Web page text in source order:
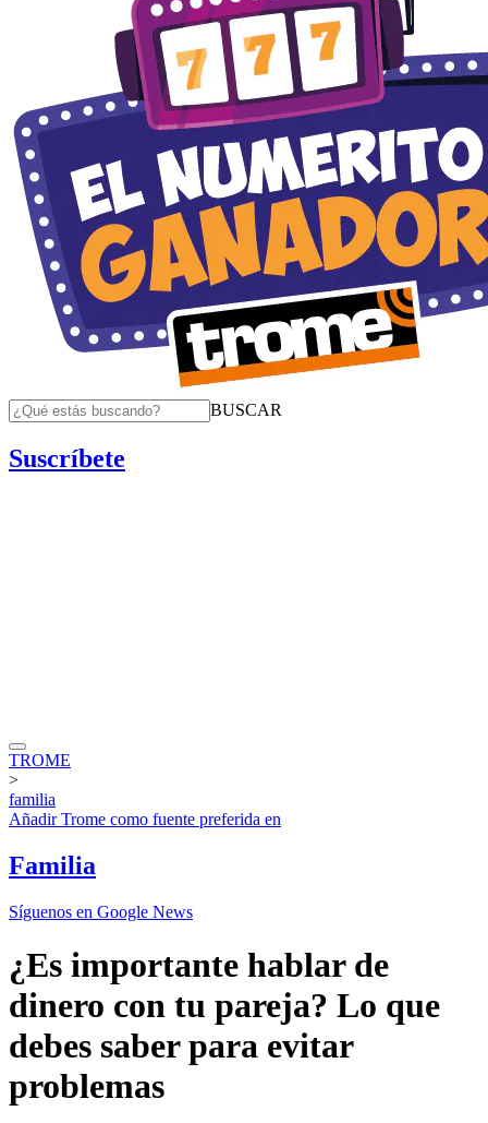
BUSCAR
Suscríbete
TROME
>
familia
AñadirTrome como fuente preferida en
Familia
Síguenos en Google News
¿Es importante hablar de
dinero con tu pareja? Lo que
debes saber para evitar
problemas